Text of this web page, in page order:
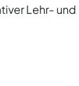
Lehr- und